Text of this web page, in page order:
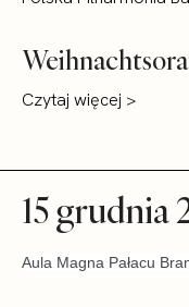
Czytaj więcej >
15 grudnia
Aula Magna Pałacu